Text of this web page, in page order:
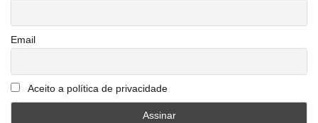
Email
Aceito a política de privacidade